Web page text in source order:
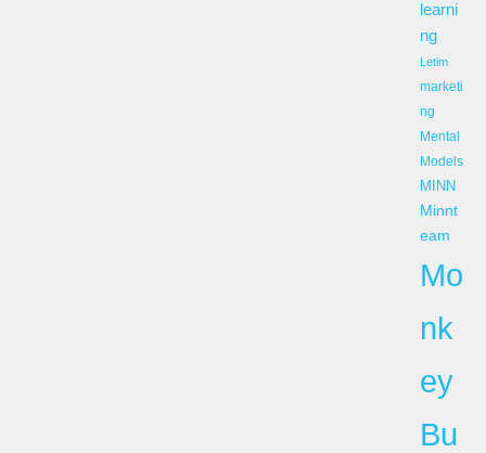
learni
ng
Letim
marketi
ng
Mental
Models
MINN
Minnt
eam
Mo
nk
ey
Bu